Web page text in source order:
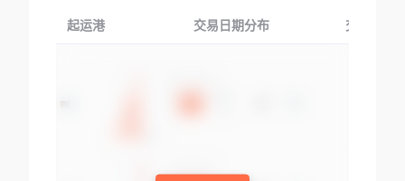
起运港 交易日期分布 交易产品